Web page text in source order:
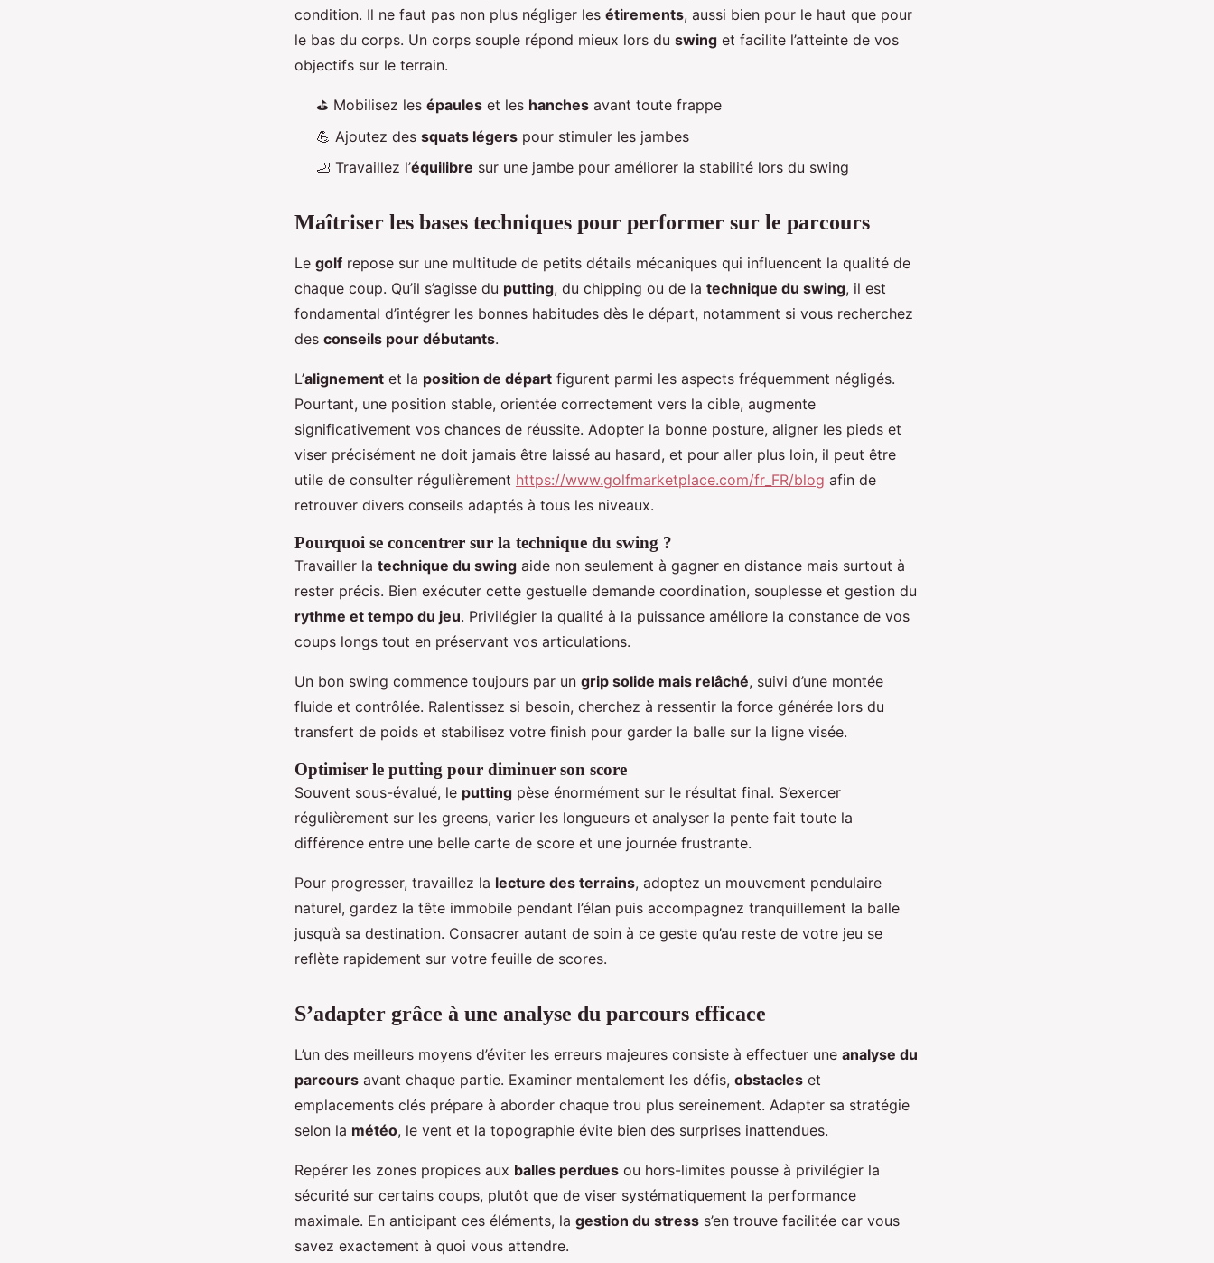
condition. Il ne faut pas non plus négliger les étirements, aussi bien pour le haut que pour
le bas du corps. Un corps souple répond mieux lors du swing et facilite l’atteinte de vos
objectifs sur le terrain.
⛳ Mobilisez les épaules et les hanches avant toute frappe
💪 Ajoutez des squats légers pour stimuler les jambes
🦶 Travaillez l’équilibre sur une jambe pour améliorer la stabilité lors du swing
Maîtriser les bases techniques pour performer sur le parcours
Le golf repose sur une multitude de petits détails mécaniques qui influencent la qualité de
chaque coup. Qu’il s’agisse du putting, du chipping ou de la technique du swing, il est
fondamental d’intégrer les bonnes habitudes dès le départ, notamment si vous recherchez
des conseils pour débutants.
L’alignement et la position de départ figurent parmi les aspects fréquemment négligés.
Pourtant, une position stable, orientée correctement vers la cible, augmente
significativement vos chances de réussite. Adopter la bonne posture, aligner les pieds et
viser précisément ne doit jamais être laissé au hasard, et pour aller plus loin, il peut être
utile de consulter régulièrement https://www.golfmarketplace.com/fr_FR/blog afin de
retrouver divers conseils adaptés à tous les niveaux.
Pourquoi se concentrer sur la technique du swing ?
Travailler la technique du swing aide non seulement à gagner en distance mais surtout à
rester précis. Bien exécuter cette gestuelle demande coordination, souplesse et gestion du
rythme et tempo du jeu. Privilégier la qualité à la puissance améliore la constance de vos
coups longs tout en préservant vos articulations.
Un bon swing commence toujours par un grip solide mais relâché, suivi d’une montée
fluide et contrôlée. Ralentissez si besoin, cherchez à ressentir la force générée lors du
transfert de poids et stabilisez votre finish pour garder la balle sur la ligne visée.
Optimiser le putting pour diminuer son score
Souvent sous-évalué, le putting pèse énormément sur le résultat final. S’exercer
régulièrement sur les greens, varier les longueurs et analyser la pente fait toute la
différence entre une belle carte de score et une journée frustrante.
Pour progresser, travaillez la lecture des terrains, adoptez un mouvement pendulaire
naturel, gardez la tête immobile pendant l’élan puis accompagnez tranquillement la balle
jusqu’à sa destination. Consacrer autant de soin à ce geste qu’au reste de votre jeu se
reflète rapidement sur votre feuille de scores.
S’adapter grâce à une analyse du parcours efficace
L’un des meilleurs moyens d’éviter les erreurs majeures consiste à effectuer une analyse du
parcours avant chaque partie. Examiner mentalement les défis, obstacles et
emplacements clés prépare à aborder chaque trou plus sereinement. Adapter sa stratégie
selon la météo, le vent et la topographie évite bien des surprises inattendues.
Repérer les zones propices aux balles perdues ou hors-limites pousse à privilégier la
sécurité sur certains coups, plutôt que de viser systématiquement la performance
maximale. En anticipant ces éléments, la gestion du stress s’en trouve facilitée car vous
savez exactement à quoi vous attendre.